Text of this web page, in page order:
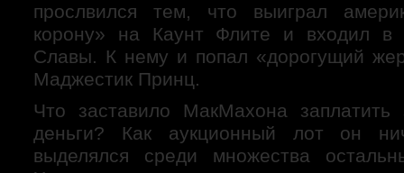
прослвился тем, что выиграл
корону» на Каунт Флите и входил в
Славы. К нему и попал «дорогущий
Маджестик Принц.
Что заставило МакМахона
деньги? Как аукционный лот он
выделялся среди множества